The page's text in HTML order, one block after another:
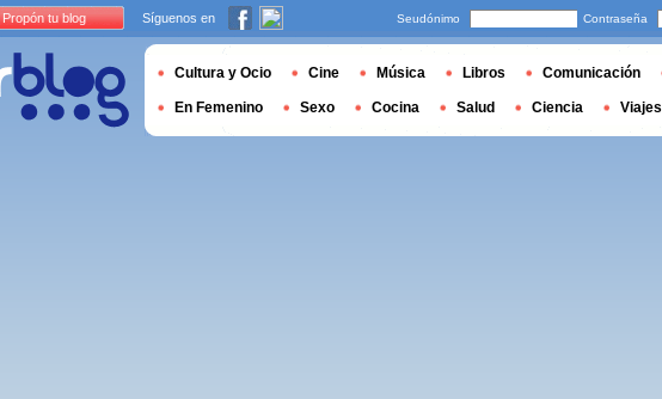
Propón tu blog Síguenos en Seudónimo Contraseña
Cultura y Ocio Cine Música Libros Comunicación
En Femenino Sexo Cocina Salud Ciencia Viajes